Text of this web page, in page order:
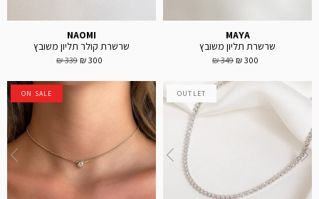
MAYA
שרשרת תליון משובץ
300 ₪
349 ₪
NAOMI
שרשרת קולר תליון משובץ
300 ₪
339 ₪
OUTLET
ON SALE